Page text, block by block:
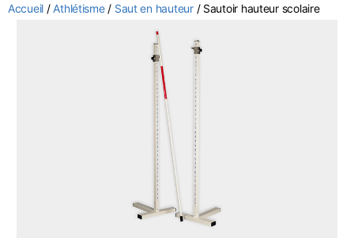
Accueil / Athlétisme/ Saut en hauteur/ Sautoir hauteur scolaire